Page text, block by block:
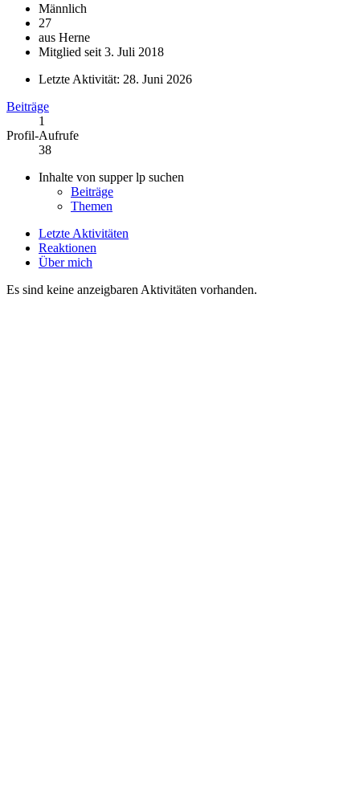
Männlich
27
aus Herne
Mitglied seit 3. Juli 2018
Letzte Aktivität: 28. Juni 2026
Beiträge
1
Profil-Aufrufe
38
Inhalte von supper lp suchen
Beiträge
Themen
Letzte Aktivitäten
Reaktionen
Über mich
Es sind keine anzeigbaren Aktivitäten vorhanden.